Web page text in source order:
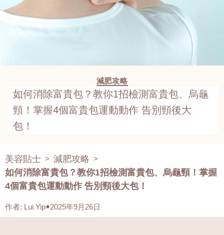
減肥攻略
如何消除富貴包？教你1招檢測富貴包、烏龜
頸！掌握4個富貴包運動動作 告別頸後大
包！
美容貼士 > 減肥攻略 >
如何消除富貴包？教你1招檢測富貴包、烏龜頸！掌握
4個富貴包運動動作 告別頸後大包！
作者: Lui Yip 2025年9月26日